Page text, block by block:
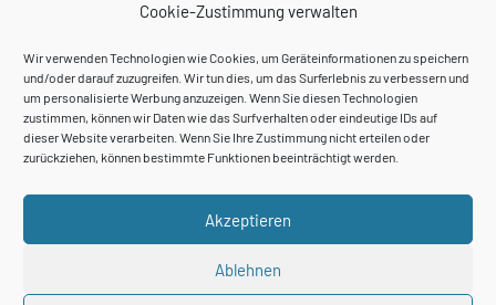
Cookie-Zustimmung verwalten
Wir verwenden Technologien wie Cookies, um Geräteinformationen zu speichern
und/oder darauf zuzugreifen. Wir tun dies, um das Surferlebnis zu verbessern und
um personalisierte Werbung anzuzeigen. Wenn Sie diesen Technologien
zustimmen, können wir Daten wie das Surfverhalten oder eindeutige IDs auf
dieser Website verarbeiten. Wenn Sie Ihre Zustimmung nicht erteilen oder
zurückziehen, können bestimmte Funktionen beeinträchtigt werden.
Akzeptieren
Ablehnen
November 2021
Suchen